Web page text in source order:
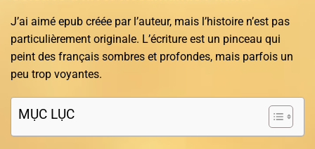
J’ai aimé epub créée par l’auteur, mais l’histoire n’est pas
particulièrement originale. L’écriture est un pinceau qui
peint des français sombres et profondes, mais parfois un
peu trop voyantes.
MỤC LỤC